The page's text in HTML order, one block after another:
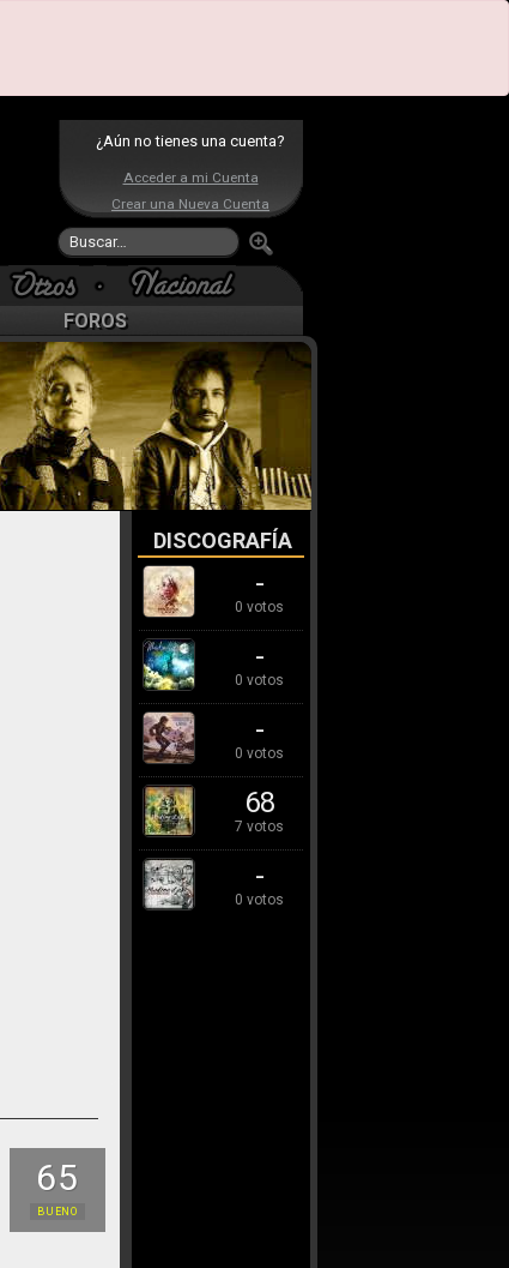
¿Aún no tienes una cuenta?
Acceder a mi Cuenta
Crear una Nueva Cuenta
FOROS
65
BUENO
DISCOGRAFÍA
-
0 votos
-
0 votos
-
0 votos
68
7 votos
-
0 votos